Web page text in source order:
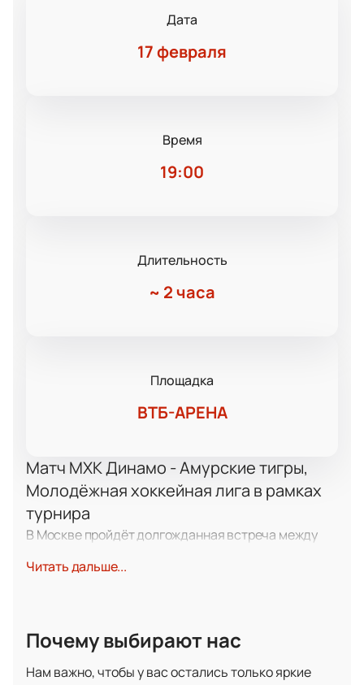
Дата
17 февраля
Время
19:00
Длительность
~ 2 часа
Площадка
ВТБ-АРЕНА
Матч МХК Динамо - Амурские тигры,
Молодёжная хоккейная лига в рамках
турнира
В Москве пройдёт долгожданная встреча между
Молодёжной хоккейной лиге. Это событие соберёт
Хоккейная игра обещает быть яркой и
захватывающей: противостояние двух
амбициозных коллективов подарит болельщикам
Читать дальше...
Почему выбирают нас
Нам важно, чтобы у вас остались только яркие